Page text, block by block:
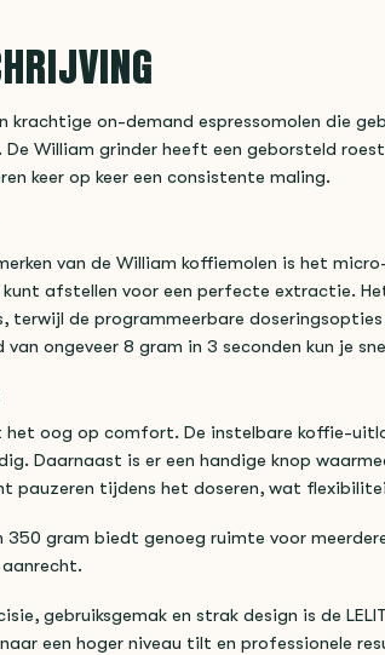
krachtige on-demand espressomolen die
William grinder heeft een geborsteld
keer op keer een consistente maling.
van de William koffiemolen is het
afstellen voor een perfecte extractie.
terwijl de programmeerbare
van ongeveer 8 gram in 3 seconden kun je
het oog op comfort. De instelbare koffie-
Daarnaast is er een handige knop
pauzeren tijdens het doseren, wat
350 gram biedt genoeg ruimte voor
gebruiksgemak en strak design is de
een hoger niveau tilt en professionele